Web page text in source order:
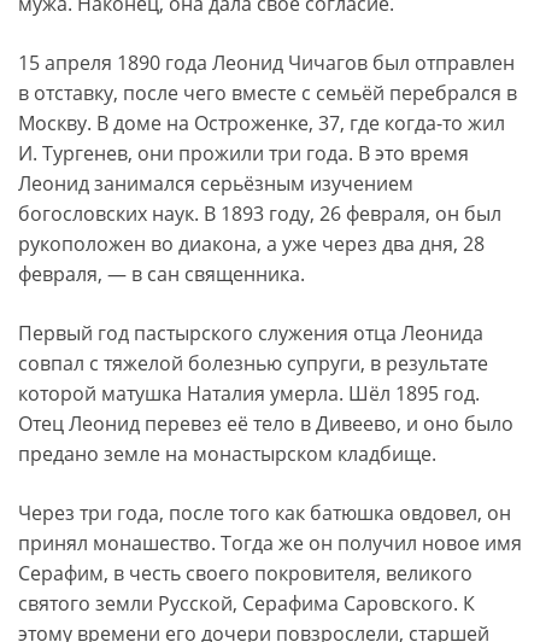
15 апреля 1890 года Леонид Чичагов был отправлен
в отставку, после чего вместе с семьёй перебрался в
Москву. В доме на Остроженке, 37, где когда-то жил
И. Тургенев, они прожили три года. В это время
Леонид занимался серьёзным изучением
богословских наук. В 1893 году, 26 февраля, он был
рукоположен во диакона, а уже через два дня, 28
февраля, — в сан священника.
Первый год пастырского служения отца Леонида
совпал с тяжелой болезнью супруги, в результате
которой матушка Наталия умерла. Шёл 1895 год.
Отец Леонид перевез её тело в Дивеево, и оно было
предано земле на монастырском кладбище.
Через три года, после того как батюшка овдовел, он
принял монашество. Тогда же он получил новое имя
Серафим, в честь своего покровителя, великого
святого земли Русской, Серафима Саровского. К
этому времени его дочери повзрослели, старшей